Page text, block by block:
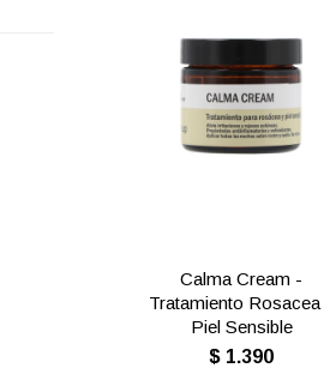
Calma Cream -
Tratamiento Rosacea
Piel Sensible
$ 1.390